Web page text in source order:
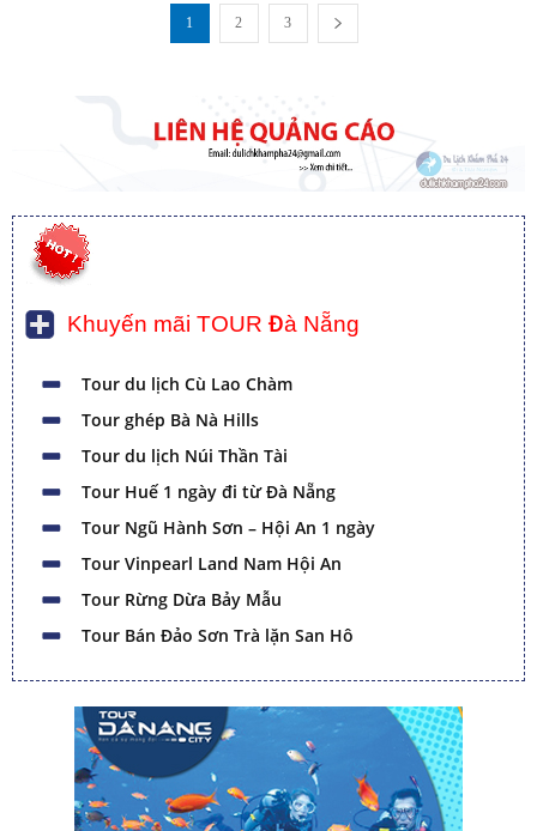
1 2 3
Khuyến mãi TOUR Đà Nẵng
Tour du lịch Cù Lao Chàm
Tour ghép Bà Nà Hills
Tour du lịch Núi Thần Tài
Tour Huế 1 ngày đi từ Đà Nẵng
Tour Ngũ Hành Sơn – Hội An 1 ngày
Tour Vinpearl Land Nam Hội An
Tour Rừng Dừa Bảy Mẫu
Tour Bán Đảo Sơn Trà lặn San Hô